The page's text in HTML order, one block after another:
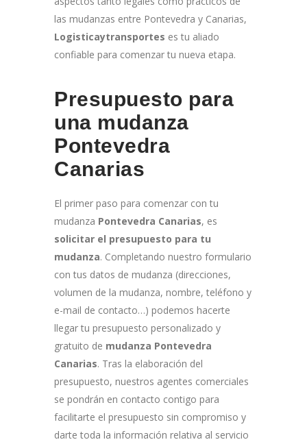
las mudanzas entre Pontevedra y Canarias,
Logisticaytransportes es tu aliado
confiable para comenzar tu nueva etapa.
Presupuesto para
una mudanza
Pontevedra
Canarias
El primer paso para comenzar con tu
mudanza Pontevedra Canarias, es
solicitar el presupuesto para tu
mudanza. Completando nuestro formulario
con tus datos de mudanza (direcciones,
volumen de la mudanza, nombre, teléfono y
e-mail de contacto…) podemos hacerte
llegar tu presupuesto personalizado y
gratuito de mudanza Pontevedra
Canarias. Tras la elaboración del
presupuesto, nuestros agentes comerciales
se pondrán en contacto contigo para
facilitarte el presupuesto sin compromiso y
darte toda la información relativa al servicio